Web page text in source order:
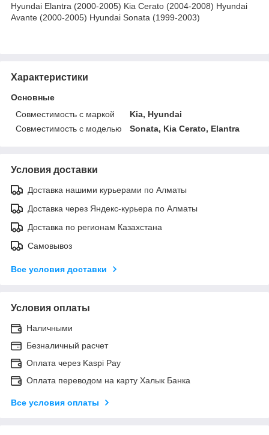
Hyundai Elantra (2000-2005) Kia Cerato (2004-2008) Hyundai
Avante (2000-2005) Hyundai Sonata (1999-2003)
Характеристики
Основные
Совместимость с маркой
Kia, Hyundai
Совместимость с моделью
Sonata, Kia Cerato, Elantra
Условия доставки
Доставка нашими курьерами по Алматы
Доставка через Яндекс-курьера по Алматы
Доставка по регионам Казахстана
Самовывоз
Все условия доставки
Условия оплаты
Наличными
Безналичный расчет
Оплата через Kaspi Pay
Оплата переводом на карту Халык Банка
Все условия оплаты